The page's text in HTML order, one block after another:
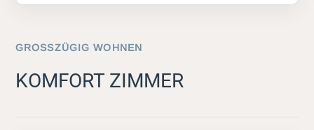
GROSSZÜGIG WOHNEN
KOMFORT ZIMMER